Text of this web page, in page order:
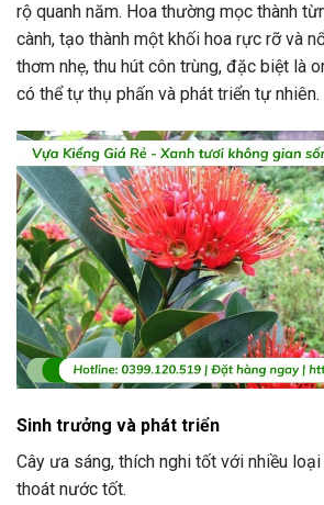
rộ quanh năm. Hoa thường mọc thành
cành, tạo thành một khối hoa rực rỡ và
thơm nhẹ, thu hút côn trùng, đặc biệt là
có thể tự thụ phấn và phát triển tự nhiên.
Sinh trưởng và phát triển
Cây ưa sáng, thích nghi tốt với nhiều
thoát nước tốt.